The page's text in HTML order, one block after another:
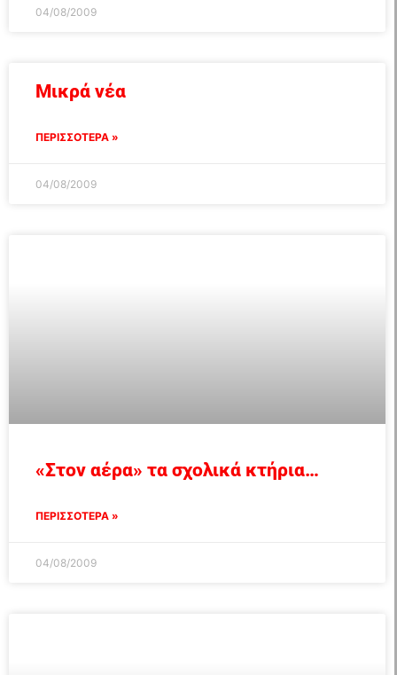
04/08/2009
Μικρά νέα
ΠΕΡΙΣΣΟΤΕΡΑ »
04/08/2009
«Στον αέρα» τα σχολικά κτήρια…
ΠΕΡΙΣΣΟΤΕΡΑ »
04/08/2009